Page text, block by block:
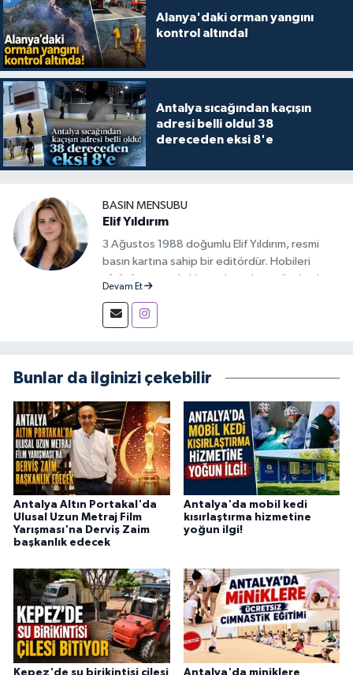
Alanya'daki orman yangını
kontrol altında!
Antalya sıcağından kaçışın
adresi belli oldu! 38
dereceden eksi 8'e
BASIN MENSUBU
Elif Yıldırım
3 Ağustos 1988 doğumlu Elif Yıldırım, resmi
basın kartına sahip bir editördür. Hobileri
yürüyüş yapmak, kitap okumak ve gündemi
Devam Et
Bunlar da ilginizi çekebilir
Antalya Altın Portakal'da
Ulusal Uzun Metraj Film
Yarışması'na Derviş Zaim
başkanlık edecek
Antalya'da mobil kedi
kısırlaştırma hizmetine
yoğun ilgi!
Kepez'de su birikintisi çilesi Antalya'da miniklere